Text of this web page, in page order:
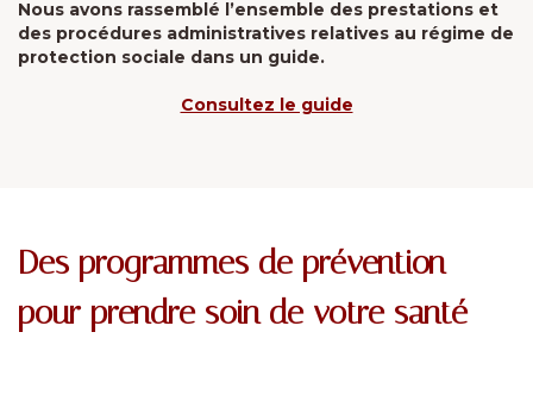
Nous avons rassemblé l’ensemble des prestations et
des procédures administratives relatives au régime de
protection sociale dans un guide.
Consultez le guide
Des programmes de prévention
pour prendre soin de votre santé